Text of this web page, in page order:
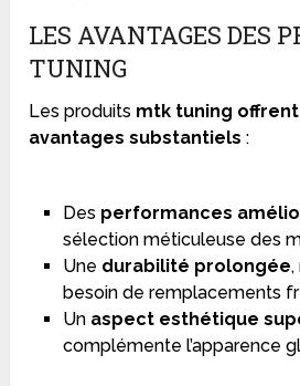
LES AVANTAGES DES
TUNING
Les produits mtk tuning
avantages substantiels :
Des performances
sélection méticuleuse des
Une durabilité prolongée,
besoin de remplacements
Un aspect esthétique
complémente l’apparence